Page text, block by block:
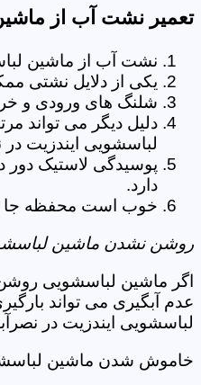
تعمیر نشت آب از
نشت آب از ماشین
یکی از دلایل نشتی
شلنگ های ورودی و
دلیل دیگر می تواند
لباسشویی ایندزیت در
پوسیدگی لاستیک دور
دارد.
خوب است محفظه جا
روشن نشدن ماشین
اگر ماشین لباسشویی
عدم آبگیری می تواند
لباسشویی ایندزیت در
خاموش شدن ماشین